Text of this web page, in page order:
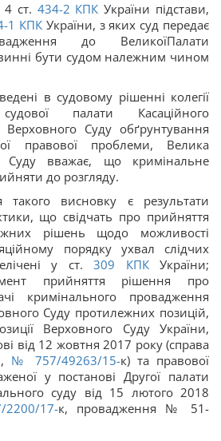
ст. 434-2 КПК України підстави,
1 КПК України, з яких суд передає
до ВеликоїПалати
бути судом належним чином
в судовому рішенні колегії
палати Касаційного
Верховного Суду обґрунтування
правової проблеми, Велика
Суду вважає, що кримінальне
до розгляду.
такого висновку є результати
що свідчать про прийняття
рішень щодо можливості
порядку ухвал слідчих
у ст. 309 КПКУкраїни;
прийняття рішення про
кримінального провадження
Суду протилежних позицій,
Верховного Суду України,
від 12 жовтня 2017 року (справа
№ 757/49263/15-к) та правової
у постанові Другої палати
суду від 15 лютого 2018
17-к, провадження № 51-